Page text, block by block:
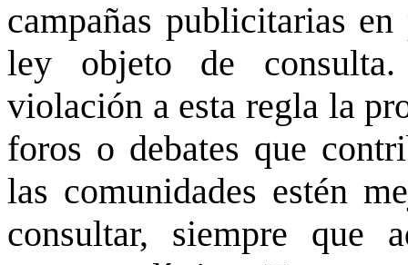
campañas publicitarias
ley objeto de
violación a esta regla la
foros o debates que
las comunidades estén
consultar, siempre que